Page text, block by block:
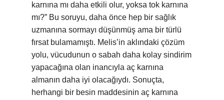
karnına mı daha etkili olur, yoksa tok karnına
mı?” Bu soruyu, daha önce hep bir sağlık
uzmanına sormayı düşünmüş ama bir türlü
fırsat bulamamıştı. Melis’in aklındaki çözüm
yolu, vücudunun o sabah daha kolay sindirim
yapacağına olan inancıyla aç karnına
almanın daha iyi olacağıydı. Sonuçta,
herhangi bir besin maddesinin aç karnına